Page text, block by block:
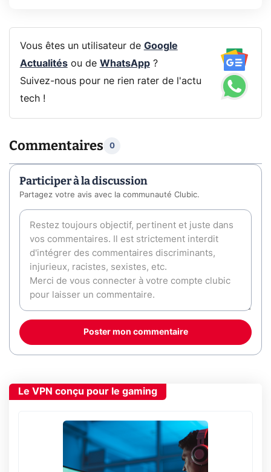
Vous êtes un utilisateur de Google
Actualitésou de WhatsApp?
Suivez-nous pour ne rien rater de l'actu
tech !
Commentaires 0
Participer à la discussion
Partagez votre avis avec la communauté Clubic.
Poster mon commentaire
Le VPN conçu pour le gaming